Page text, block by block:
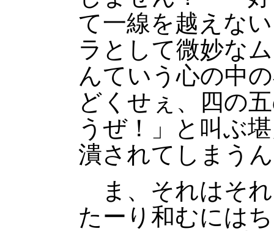
て一線を越えな
ラとして微妙な
んていう心の中
どくせぇ、四の
うぜ！」と叫ぶ
潰されてしまう
ま、それはそ
たーり和むには